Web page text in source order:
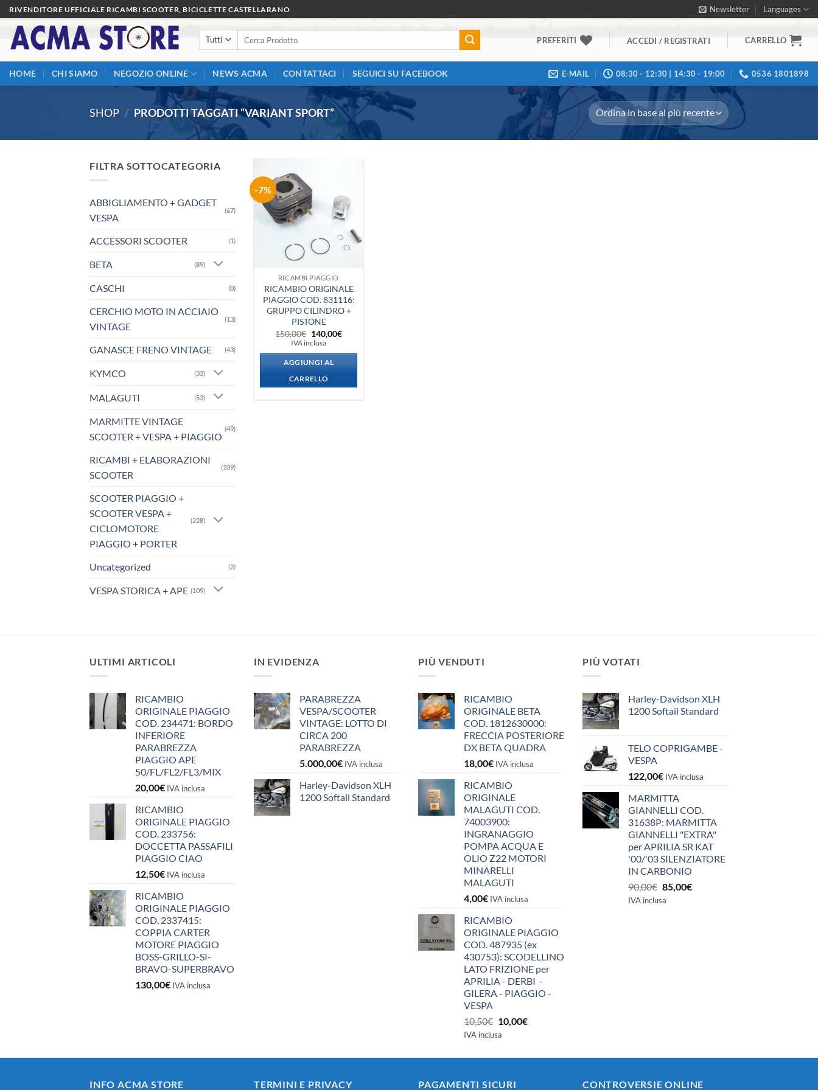
Salta
ai
contenuti
RIVENDITORE UFFICIALE RICAMBI SCOOTER, BICICLETTE CASTELLARANO Newsletter Languages
PREFERITI ACCEDI / REGISTRATI CARRELLO
HOME CHI SIAMO NEGOZIO ONLINE NEWS ACMA CONTATTACI SEGUICI SU FACEBOOK E-MAIL 08:30 - 12:30 | 14:30 - 19:00 0536 1801898
SHOP / PRODOTTI TAGGATI “VARIANT SPORT”
FILTRA SOTTOCATEGORIA
ABBIGLIAMENTO + GADGET
VESPA
(67)
ACCESSORI SCOOTER (1)
BETA (89)
CASCHI (0)
CERCHIO MOTO IN ACCIAIO
VINTAGE
(13)
GANASCE FRENO VINTAGE (43)
KYMCO (33)
MALAGUTI (53)
MARMITTE VINTAGE
SCOOTER + VESPA + PIAGGIO
(49)
RICAMBI + ELABORAZIONI
SCOOTER
(109)
SCOOTER PIAGGIO +
SCOOTER VESPA +
CICLOMOTORE
PIAGGIO + PORTER
(228)
Uncategorized (2)
VESPA STORICA + APE (109)
-7%
alla lista
dei
desideri
RICAMBI PIAGGIO
RICAMBIO ORIGINALE
PIAGGIO COD. 831116:
GRUPPO CILINDRO +
PISTONE
150,00€ Il
prezzo
era:
150,00€.
140,00€Il
IVA inclusa
AGGIUNGI AL
CARRELLO
ULTIMI ARTICOLI
RICAMBIO
ORIGINALE PIAGGIO
COD. 234471: BORDO
INFERIORE
PARABREZZA
PIAGGIO APE
50/FL/FL2/FL3/MIX
20,00€ IVA inclusa
RICAMBIO
ORIGINALE PIAGGIO
COD. 233756:
DOCCETTA PASSAFILI
PIAGGIO CIAO
12,50€ IVA inclusa
RICAMBIO
ORIGINALE PIAGGIO
COD. 2337415:
COPPIA CARTER
MOTORE PIAGGIO
BOSS-GRILLO-SI-
BRAVO-SUPERBRAVO
130,00€ IVA inclusa
IN EVIDENZA
PARABREZZA
VESPA/SCOOTER
VINTAGE: LOTTO DI
CIRCA 200
PARABREZZA
5.000,00€ IVA inclusa
Harley-Davidson XLH
1200 Softail Standard
PIÙ VENDUTI
RICAMBIO
ORIGINALE BETA
COD. 1812630000:
FRECCIA POSTERIORE
DX BETA QUADRA
18,00€ IVA inclusa
RICAMBIO
ORIGINALE
MALAGUTI COD.
74003900:
INGRANAGGIO
POMPA ACQUA E
OLIO Z22 MOTORI
MINARELLI
MALAGUTI
4,00€ IVA inclusa
RICAMBIO
ORIGINALE PIAGGIO
COD. 487935 (ex
430753): SCODELLINO
LATO FRIZIONE per
APRILIA - DERBI -
GILERA - PIAGGIO -
VESPA
10,50€ Il
prezzo
era:
10,00€Il
è:
IVA inclusa
PIÙ VOTATI
Harley-Davidson XLH
1200 Softail Standard
TELO COPRIGAMBE -
VESPA
122,00€ IVA inclusa
MARMITTA
GIANNELLI COD.
31638P: MARMITTA
GIANNELLI "EXTRA"
per APRILIA SR KAT
'00/'03 SILENZIATORE
IN CARBONIO
90,00€ Il
prezzo
85,00€Il
IVA inclusa
INFO ACMA STORE TERMINI E PRIVACY PAGAMENTI SICURI CONTROVERSIE ONLINE